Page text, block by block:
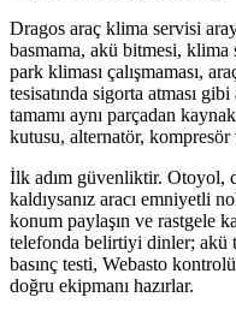
Dragos araç klima servisi
basmama, akü bitmesi, klima
park kliması çalışmaması,
tesisatında sigorta atması
tamamı aynı parçadan
kutusu, alternatör,
İlk adım güvenliktir. Otoyol,
kaldıysanız aracı emniyetli
konum paylaşın ve rastgele
telefonda belirtiyi dinler;
basınç testi, Webasto
doğru ekipmanı hazırlar.